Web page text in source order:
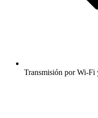
Transmisión por Wi-Fi